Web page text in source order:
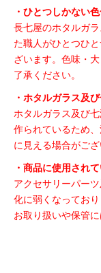
・ひとつしかない
長七屋のホタルガ
た職人がひとつひ
ざいます。色味・
了承ください。
・ホタルガラス及
ホタルガラス及び
作られているため
に見える場合がござ
・商品に使用され
アクセサリーパー
化に弱くなっており
お取り扱いや保管に